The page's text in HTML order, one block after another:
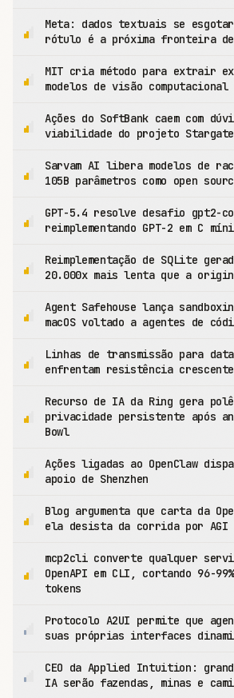
Meta: dados textuais se
rótulo é a próxima fronteira de
MIT cria método para extrair
modelos de visão computacional
Ações do SoftBank caem com
viabilidade do projeto Stargate
Sarvam AI libera modelos de
105B parâmetros como open
GPT-5.4 resolve desafio gpt2-
reimplementando GPT-2 em C
Reimplementação de SQLite
20.000x mais lenta que a
Agent Safehouse lança
macOS voltado a agentes de
Linhas de transmissão para
enfrentam resistência crescente
Recurso de IA da Ring gera
privacidade persistente após
Bowl
Ações ligadas ao OpenClaw
apoio de Shenzhen
Blog argumenta que carta da
ela desista da corrida por AGI
mcp2cli converte qualquer
OpenAPI em CLI, cortando 96-
tokens
Protocolo A2UI permite que
suas próprias interfaces
CEO da Applied Intuition:
IA serão fazendas, minas e